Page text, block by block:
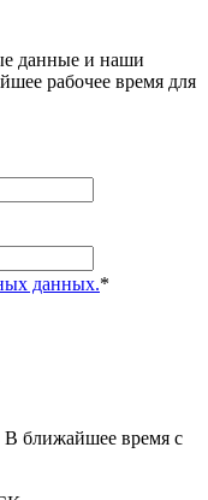
данные и наши
рабочее время для
данных.*
ближайшее время с